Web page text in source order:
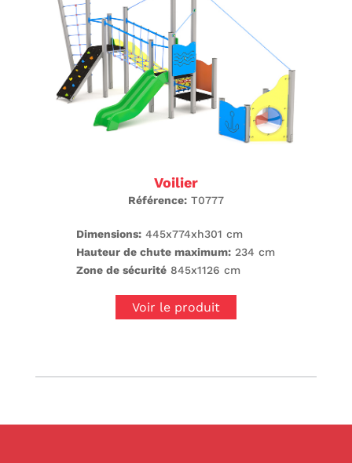
Voilier
Référence:T0777
Dimensions: 445x774xh301 cm
Hauteur de chute maximum: 234 cm
Zone de sécurité 845x1126 cm
Voir le produit